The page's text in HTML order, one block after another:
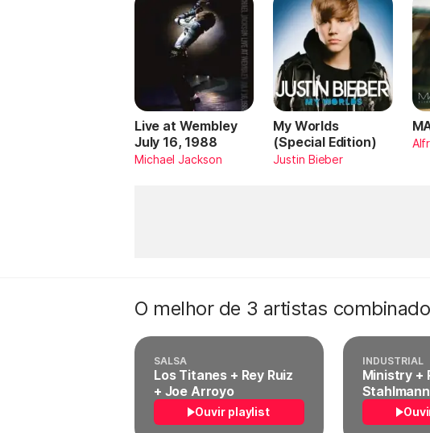
Live at Wembley
July 16, 1988
Michael Jackson
My Worlds
(Special Edition)
Justin Bieber
O melhor de 3 artistas
SALSA
Los Titanes + Rey Ruiz
+ Joe Arroyo
Ouvir playlist
INDUSTRIAL
Ministry +
Stahlmann